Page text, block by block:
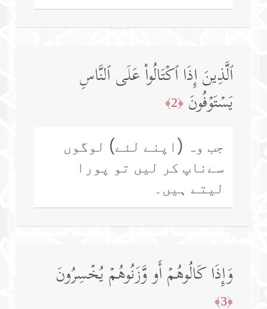
ٱلَّذِینَ إِذَا ٱكۡتَالُوا۟ عَلَى ٱلنَّاسِ
یَسۡتَوۡفُونَ ﴿2﴾
جب وہ (اپنے لئے) لوگوں
سےناپ کر لیں تو پورا
لیتے ہیں۔
وَإِذَا كَالُوهُمۡ أَو وَّزَنُوهُمۡ یُخۡسِرُونَ
﴿3﴾